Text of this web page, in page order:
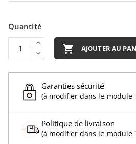
Quantité
 AJOUTER AU
Garanties sécurité
(à modifier dans le module
Politique de livraison
(à modifier dans le module